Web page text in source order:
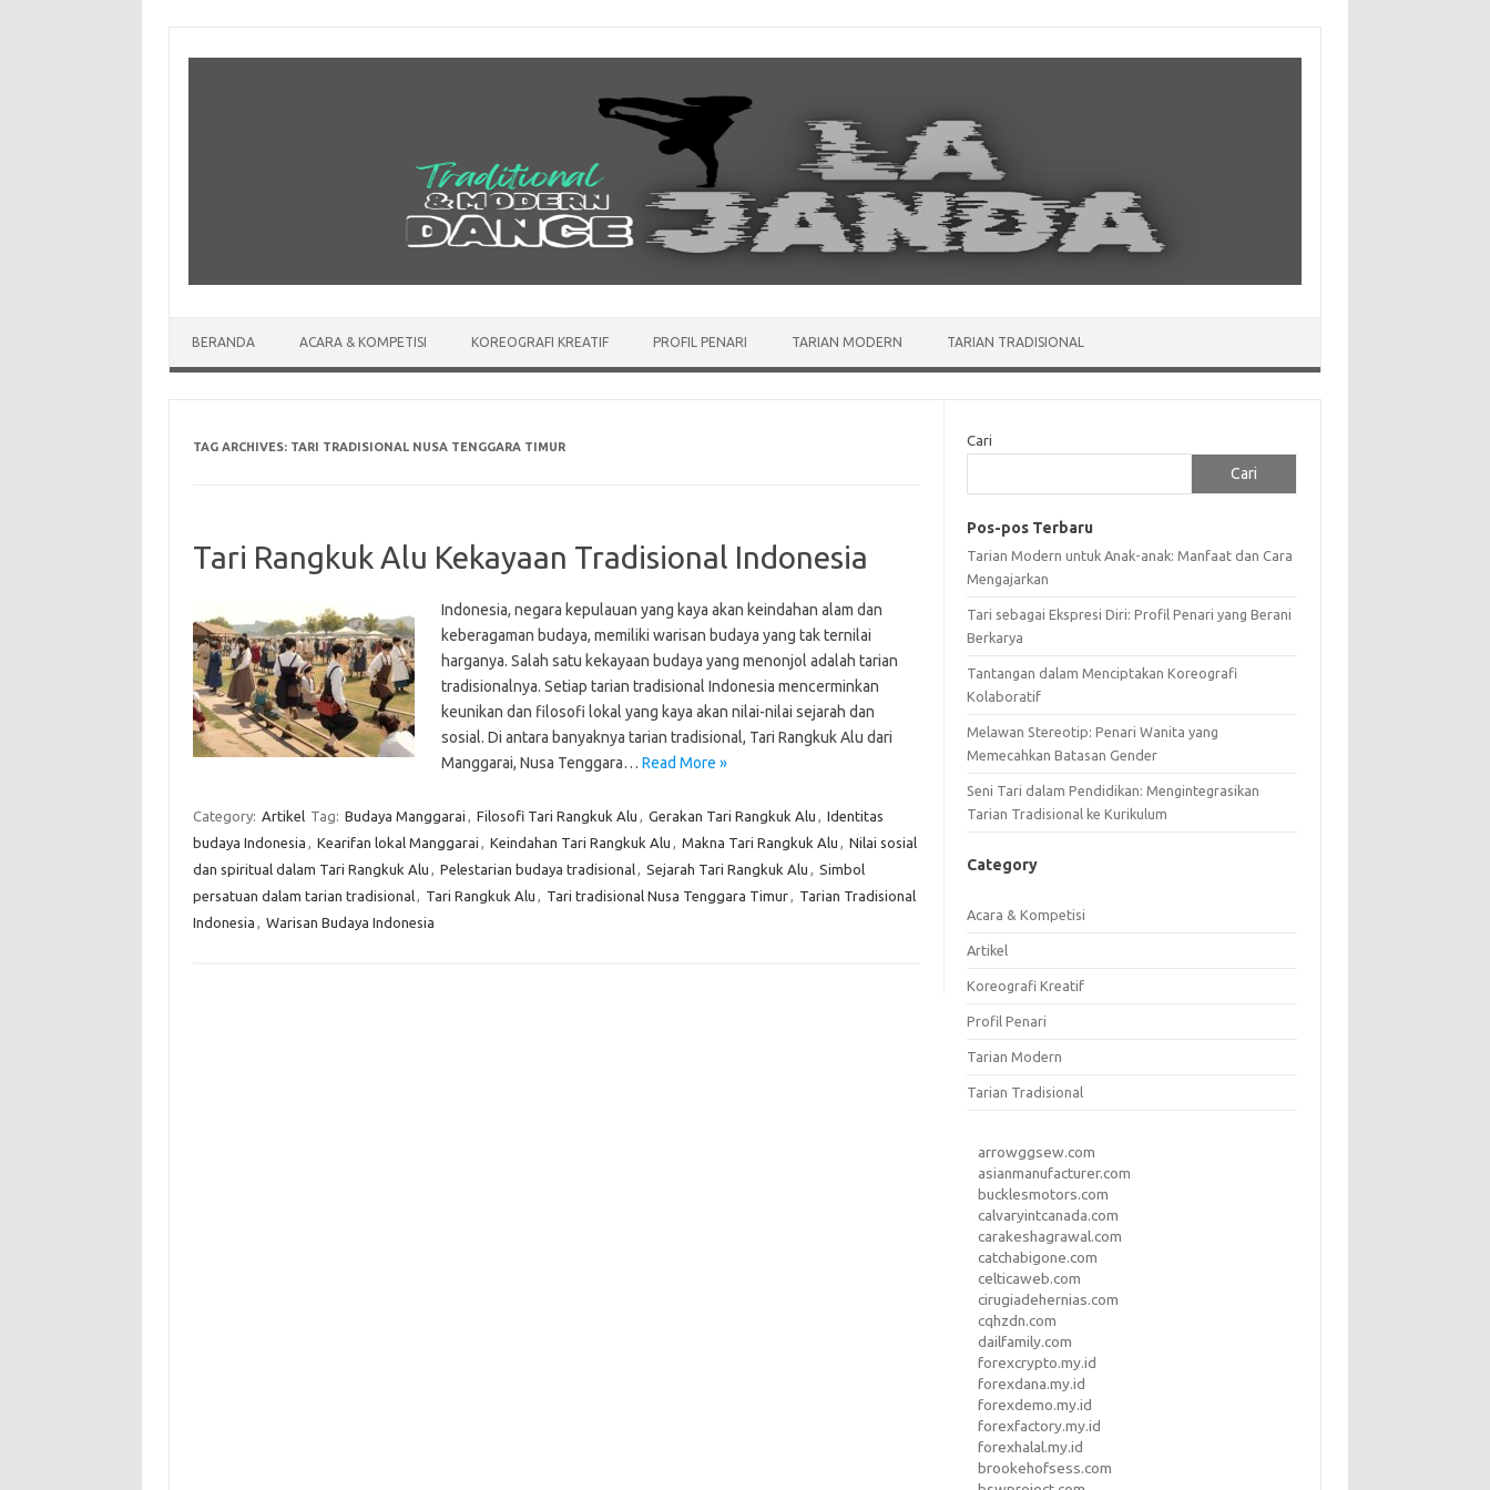
BERANDA ACARA & KOMPETISI KOREOGRAFI KREATIF PROFIL PENARI TARIAN MODERN TARIAN TRADISIONAL
TAG ARCHIVES: TARI TRADISIONAL NUSA TENGGARA TIMUR
Tari Rangkuk Alu Kekayaan Tradisional Indonesia
Indonesia, negara kepulauan yang kaya akan keindahan alam dan
keberagaman budaya, memiliki warisan budaya yang tak ternilai
harganya. Salah satu kekayaan budaya yang menonjol adalah tarian
tradisionalnya. Setiap tarian tradisional Indonesia mencerminkan
keunikan dan filosofi lokal yang kaya akan nilai-nilai sejarah dan
sosial. Di antara banyaknya tarian tradisional, Tari Rangkuk Alu dari
Manggarai, Nusa Tenggara… Read More »
Category: Artikel Tag: Budaya Manggarai Filosofi Tari Rangkuk Alu Gerakan Tari Rangkuk Alu
Identitas
budaya Indonesia
Kearifan lokal Manggarai Keindahan Tari Rangkuk Alu Makna Tari Rangkuk Alu
Nilai sosial
dan spiritual dalam Tari Rangkuk Alu
Pelestarian budaya tradisional Sejarah Tari Rangkuk Alu
Simbol
persatuan dalam tarian tradisional
Tari Rangkuk Alu Tari tradisional Nusa Tenggara Timur
Tarian Tradisional
Indonesia
Warisan Budaya Indonesia
Cari
Cari
Pos-pos Terbaru
Tarian Modern untuk Anak-anak: Manfaat dan Cara
Mengajarkan
Tari sebagai Ekspresi Diri: Profil Penari yang Berani
Berkarya
Tantangan dalam Menciptakan Koreografi
Kolaboratif
Melawan Stereotip: Penari Wanita yang
Memecahkan Batasan Gender
Seni Tari dalam Pendidikan: Mengintegrasikan
Tarian Tradisional ke Kurikulum
Category
Acara & Kompetisi
Artikel
Koreografi Kreatif
Profil Penari
Tarian Modern
Tarian Tradisional
arrowggsew.com
asianmanufacturer.com
bucklesmotors.com
calvaryintcanada.com
carakeshagrawal.com
catchabigone.com
celticaweb.com
cirugiadehernias.com
cqhzdn.com
dailfamily.com
forexcrypto.my.id
forexdana.my.id
forexdemo.my.id
forexfactory.my.id
forexhalal.my.id
brookehofsess.com